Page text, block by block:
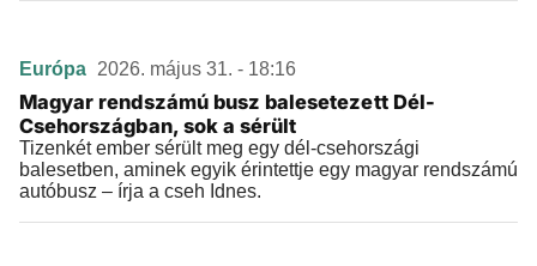
Európa 2026. május 31. - 18:16
Magyar rendszámú busz balesetezett Dél-
Csehországban, sok a sérült
Tizenkét ember sérült meg egy dél-csehországi
balesetben, aminek egyik érintettje egy magyar rendszámú
autóbusz – írja a cseh Idnes.